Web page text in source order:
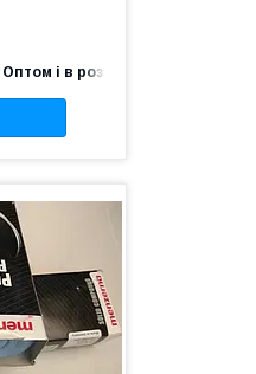
Оптом і в роздріб